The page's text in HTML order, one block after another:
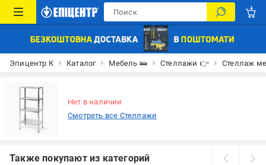
Эпицентр К Каталог Мебель 🛌 Стеллажи 👉 Стеллаж
Нет в наличии
Смотреть все Стеллажи
Также покупают из категорий